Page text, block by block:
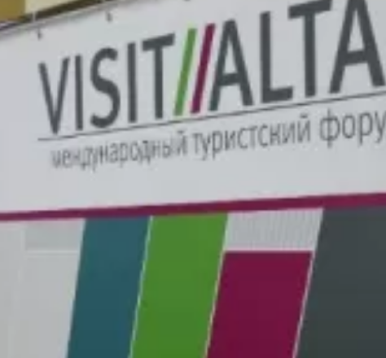
Что привезти (сувениры)
Как добраться
Люди, прославившие
Карты и буклеты